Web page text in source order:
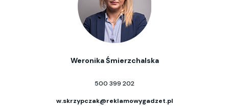
Weronika Śmierzchalska
500 399 202
w.skrzypczak@reklamowygadzet.pl